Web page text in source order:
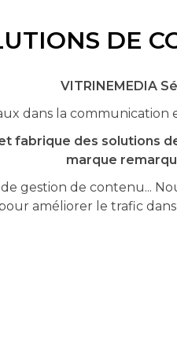
DE
VITRINEMEDIA
dans la
et fabrique des
marque
gestion de contenu...
améliorer le trafic